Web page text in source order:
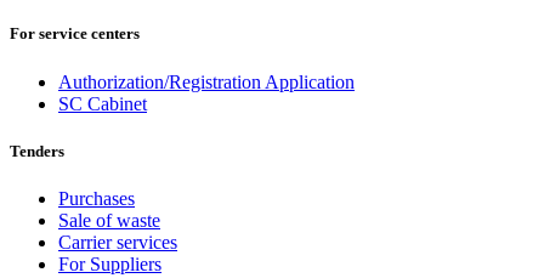
For service centers
Authorization/Registration Application
SC Cabinet
Tenders
Purchases
Sale of waste
Carrier services
For Suppliers